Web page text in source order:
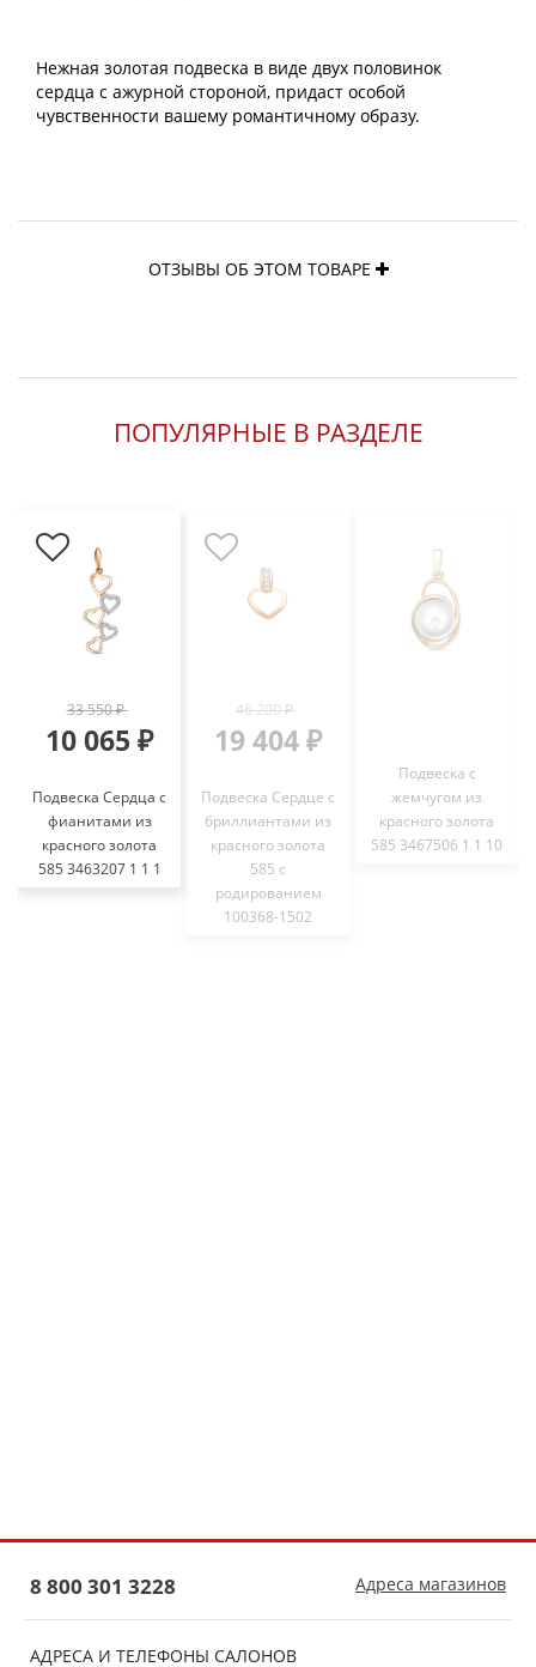
Нежная золотая подвеска в виде двух половинок
сердца с ажурной стороной, придаст особой
чувственности вашему романтичному образу.
ОТЗЫВЫ ОБ ЭТОМ ТОВАРЕ
ПОПУЛЯРНЫЕ В РАЗДЕЛЕ
33 550 ₽
10 065 ₽
Подвеска Сердца с
фианитами из
красного золота
585 3463207 1 1 1
46 200 ₽
19 404 ₽
Подвеска Сердце с
бриллиантами из
красного золота
585 с
родированием
100368-1502
Подвеска с
жемчугом из
красного золота
585 3467506 1 1 10
АДРЕСА И ТЕЛЕФОНЫ САЛОНОВ
8 800 301 3228 Адреса магазинов